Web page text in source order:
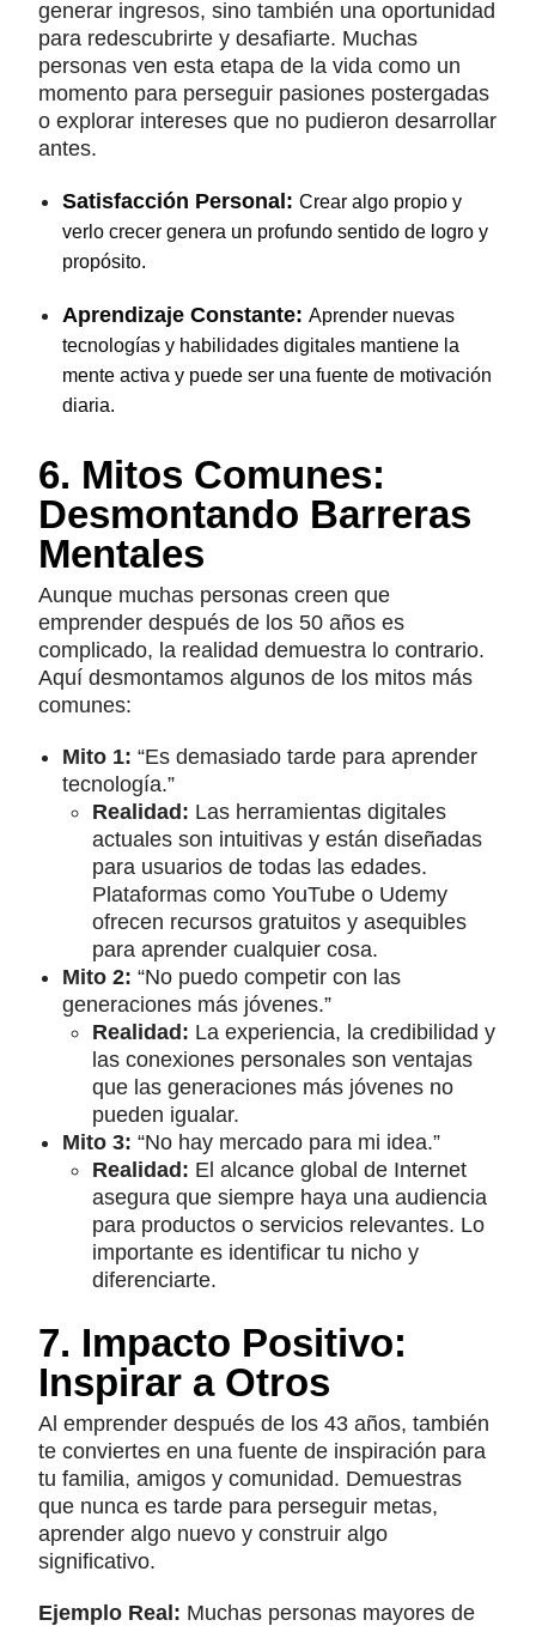
generar ingresos, sino también una oportunidad
para redescubrirte y desafiarte. Muchas
personas ven esta etapa de la vida como un
momento para perseguir pasiones postergadas
o explorar intereses que no pudieron desarrollar
antes.
Satisfacción Personal:Crear algo propio y
verlo crecer genera un profundo sentido de logro y
propósito.
Aprendizaje Constante:Aprender nuevas
tecnologías y habilidades digitales mantiene la
mente activa y puede ser una fuente de motivación
diaria.
6. Mitos Comunes:
Desmontando Barreras
Mentales
Aunque muchas personas creen que
emprender después de los 50 años es
complicado, la realidad demuestra lo contrario.
Aquí desmontamos algunos de los mitos más
comunes:
Mito 1: “Es demasiado tarde para aprender
tecnología.”
Realidad: Las herramientas digitales
actuales son intuitivas y están diseñadas
para usuarios de todas las edades.
Plataformas como YouTube o Udemy
ofrecen recursos gratuitos y asequibles
para aprender cualquier cosa.
Mito 2: “No puedo competir con las
generaciones más jóvenes.”
Realidad: La experiencia, la credibilidad y
las conexiones personales son ventajas
que las generaciones más jóvenes no
pueden igualar.
Mito 3: “No hay mercado para mi idea.”
Realidad: El alcance global de Internet
asegura que siempre haya una audiencia
para productos o servicios relevantes. Lo
importante es identificar tu nicho y
diferenciarte.
7. Impacto Positivo:
Inspirar a Otros
Al emprender después de los 43 años, también
te conviertes en una fuente de inspiración para
tu familia, amigos y comunidad. Demuestras
que nunca es tarde para perseguir metas,
aprender algo nuevo y construir algo
significativo.
Ejemplo Real: Muchas personas mayores de